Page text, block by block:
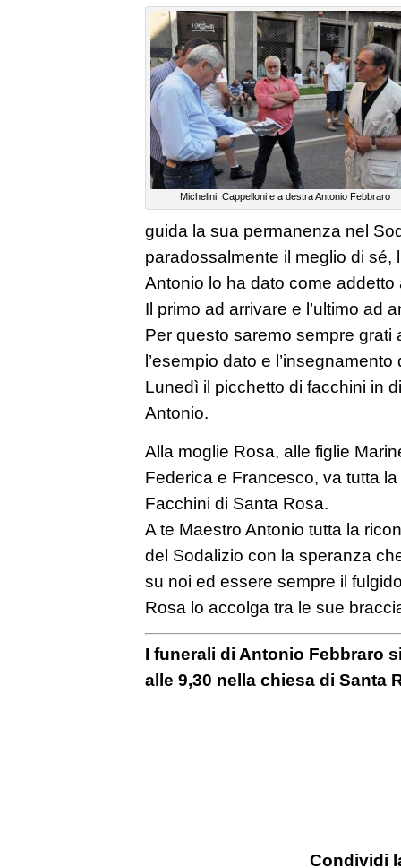
Michelini, Cappelloni e a destra Antonio Febbraro
guida la sua permanenza nel
paradossalmente il meglio di sé,
Antonio lo ha dato come addetto
Il primo ad arrivare e l’ultimo ad
Per questo saremo sempre grati
l’esempio dato e
Lunedì il picchetto di facchini in
Antonio.
Alla moglie Rosa, alle figlie
Federica e Francesco, va tutta
Facchini di Santa Rosa.
A te Maestro Antonio tutta la
del Sodalizio con la speranza
su noi ed essere sempre il
Rosa lo accolga tra le sue
I funerali di Antonio Febbraro
alle 9,30 nella chiesa di Santa
Condividi